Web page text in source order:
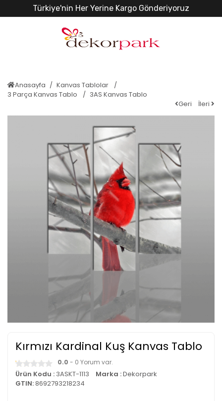
Türkiye'nin Her Yerine Kargo Gönderiyoruz
Anasayfa
Kanvas Tablolar
3 Parça Kanvas Tablo
3AS Kanvas Tablo
Geri
İleri
Kırmızı Kardinal Kuş Kanvas Tablo
0.0 - 0 Yorum var.
Ürün Kodu : 3ASKT-1113 Marka :Dekorpark
GTIN:8692793218234